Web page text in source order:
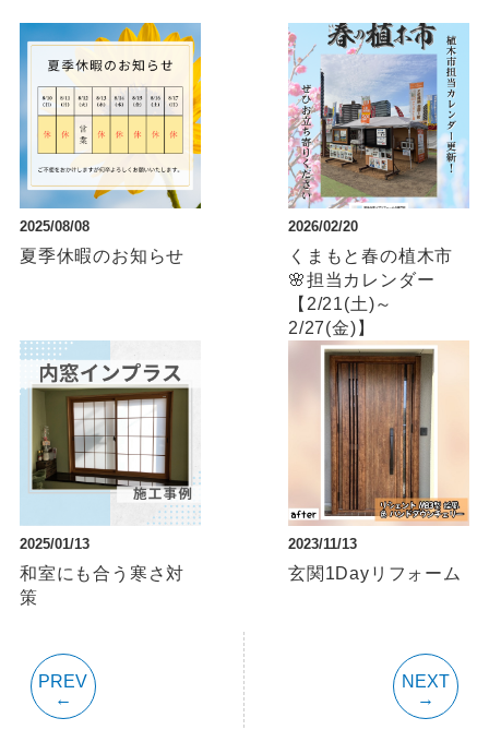
2025/08/08
夏季休暇のお知らせ
2026/02/20
くまもと春の植木市
🌸担当カレンダー
【2/21(土)～
2/27(金)】
2025/01/13
和室にも合う寒さ対
策
2023/11/13
玄関1Dayリフォーム
PREV NEXT